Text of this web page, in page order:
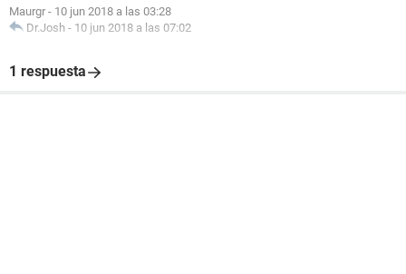
Maurgr - 10 jun 2018 a las 03:28
Dr.Josh - 10 jun 2018 a las 07:02
1 respuesta